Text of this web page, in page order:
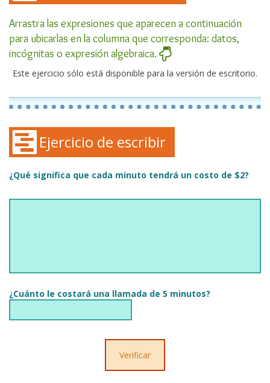
Arrastra las expresiones que aparecen a continuación
para ubicarlas en la columna que corresponda: datos,
incógnitas o expresión algebraica.
Este ejercicio sólo está disponible para la versión de escritorio.
Ejercicio de escribir
¿Qué significa que cada minuto tendrá un costo de $2?
¿Cuánto le costará una llamada de 5 minutos?